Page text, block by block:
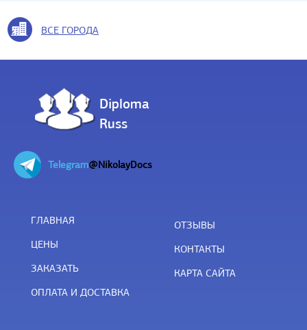
ВСЕ ГОРОДА
Diploma
Russ
Telegram@NikolayDocs
ГЛАВНАЯ
ЦЕНЫ
ЗАКАЗАТЬ
ОПЛАТА И ДОСТАВКА
ОТЗЫВЫ
КОНТАКТЫ
КАРТА САЙТА